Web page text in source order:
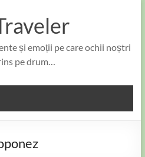
și emoții pe care ochii noștri
pe drum…